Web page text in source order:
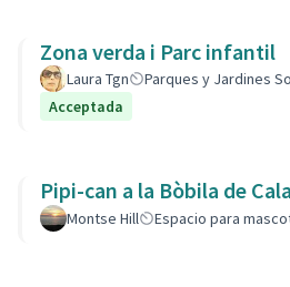
Zona verda i Parc infantil
Laura Tgn Parques y Jardines
Acceptada
Pipi-can a la Bòbila de
Montse Hill Espacio para